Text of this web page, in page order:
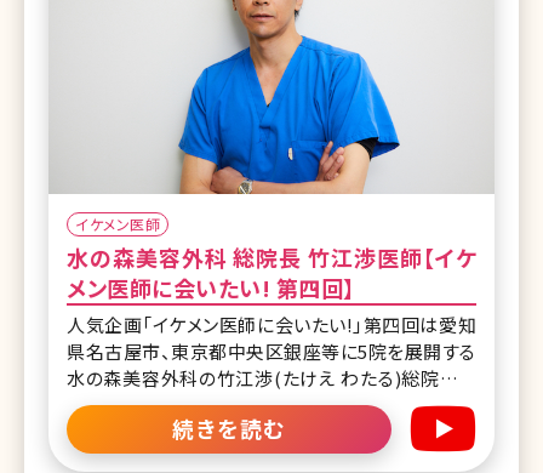
イケメン医師
水の森美容外科 総院長 竹江渉医師【イケ
メン医師に会いたい! 第四回】
人気企画「イケメン医師に会いたい!」第四回は愛知
県名古屋市、東京都中央区銀座等に5院を展開する
水の森美容外科の竹江渉(たけえ わたる)総院長で
す。 脂肪吸引をはじめとして、美容外科における施
術のほとんどを提供し、水の森美容外科の総院長と
して、各地のクリニックで施術をされています。 イン
続きを読む